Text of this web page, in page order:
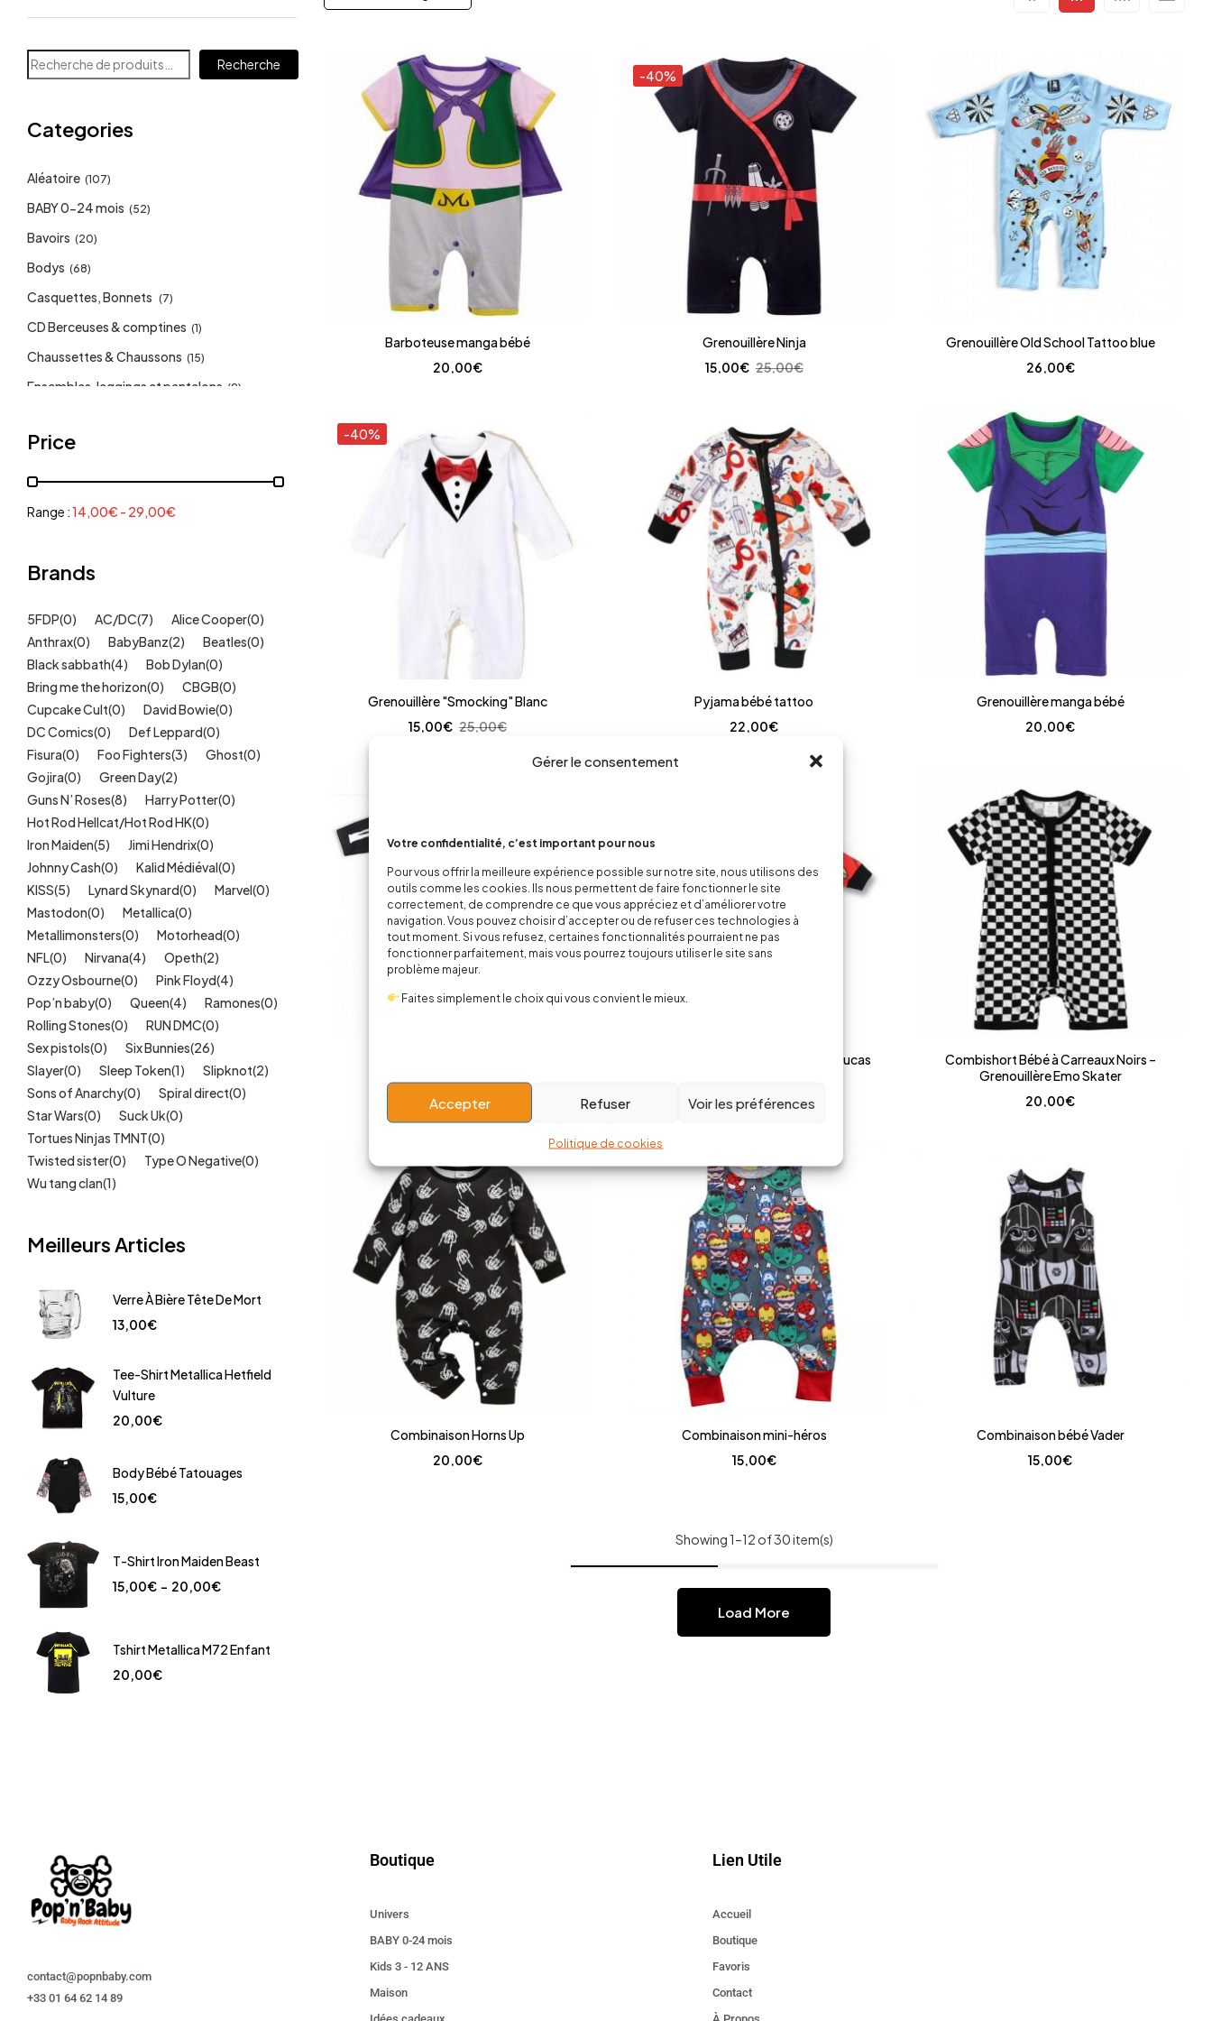
Gérer le consentement
Votre confidentialité, c’est important pour nous
Pour vous offrir la meilleure expérience possible sur notre site, nous utilisons des
outils comme les cookies. Ils nous permettent de faire fonctionner le site
correctement, de comprendre ce que vous appréciez et d’améliorer votre
navigation. Vous pouvez choisir d’accepter ou de refuser ces technologies à
tout moment. Si vous refusez, certaines fonctionnalités pourraient ne pas
fonctionner parfaitement, mais vous pourrez toujours utiliser le site sans
problème majeur.
Faites simplement le choix qui vous convient le mieux.
Accepter Refuser Voir les préférences
Politique de cookies
Recherche
Categories
Aléatoire (107)
BABY 0-24 mois (52)
Bavoirs (20)
Bodys (68)
Casquettes, Bonnets (7)
CD Berceuses & comptines (1)
Chaussettes & Chaussons (15)
Ensembles, leggings et pantalons (9)
Mode Fille
Mode Garçon
Sweat, pulls, gilets (6)
Tétines (11)
Kids (209)
Outlet (40)
Univers (422)
Price
Range :14,00€ - 29,00€
Brands
5FDP(0) AC/DC(7) Alice Cooper(0)
Anthrax(0) BabyBanz(2) Beatles(0)
Black sabbath(4) Bob Dylan(0)
Bring me the horizon(0) CBGB(0)
Cupcake Cult(0) David Bowie(0)
DC Comics(0) Def Leppard(0)
Fisura(0) Foo Fighters(3) Ghost(0)
Gojira(0) Green Day(2)
Guns N’ Roses(8) Harry Potter(0)
Hot Rod Hellcat/Hot Rod HK(0)
Iron Maiden(5) Jimi Hendrix(0)
Johnny Cash(0) Kalid Médiéval(0)
KISS(5) Lynard Skynard(0) Marvel(0)
Mastodon(0) Metallica(0)
Metallimonsters(0) Motorhead(0)
NFL(0) Nirvana(4) Opeth(2)
Ozzy Osbourne(0) Pink Floyd(4)
Pop’n baby(0) Queen(4) Ramones(0)
Rolling Stones(0) RUN DMC(0)
Sex pistols(0) Six Bunnies(26)
Slayer(0) Sleep Token(1) Slipknot(2)
Sons of Anarchy(0) Spiral direct(0)
Star Wars(0) Suck Uk(0)
Tortues Ninjas TMNT(0)
Twisted sister(0) Type O Negative(0)
Wu tang clan(1)
Meilleurs Articles
Verre À Bière Tête De Mort
13,00€
Tee-Shirt Metallica Hetfield
Vulture
20,00€
Body Bébé Tatouages
15,00€
T-Shirt Iron Maiden Beast
15,00€ – 20,00€
Tshirt Metallica M72 Enfant
20,00€
Barboteuse manga bébé
20,00€
-40%
Grenouillère Ninja
25,00€
15,00€
Grenouillère Old School Tattoo blue
26,00€
-40%
Grenouillère "Smocking" Blanc
25,00€
15,00€
Pyjama bébé tattoo
22,00€
Grenouillère manga bébé
20,00€
26,00€
Combinaison sleep'n play Muchas Lucas
Combishort Bébé à Carreaux Noirs –
Grenouillère Emo Skater
20,00€
Combinaison Horns Up
20,00€
Combinaison mini-héros
15,00€
Combinaison bébé Vader
15,00€
Showing 1–12 of 30 item(s)
Load More
contact@popnbaby.com
+33 01 64 62 14 89
Boutique
Univers
BABY 0-24 mois
Kids 3 - 12 ANS
Maison
Lien Utile
Accueil
Boutique
Favoris
Contact